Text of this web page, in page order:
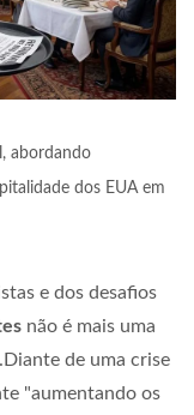
abordando
dos EUA em
e dos desafios
não é mais uma
de uma crise
"aumentando os